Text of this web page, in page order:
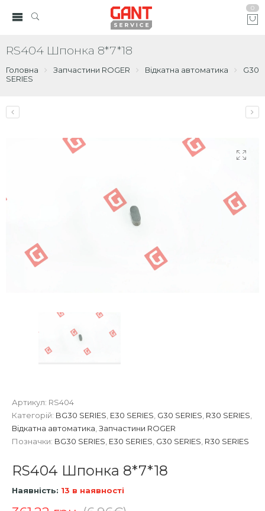
0
RS404 Шпонка 8*7*18
Головна Запчастини ROGER Відкатна автоматика
G30
SERIES
Артикул: RS404
Категорій: BG30 SERIES E30 SERIES G30 SERIES R30 SERIES
Відкатна автоматика Запчастини ROGER
Позначки: BG30 SERIES E30 SERIES G30 SERIES R30 SERIES
RS404 Шпонка 8*7*18
Наявність: 13 в наявності